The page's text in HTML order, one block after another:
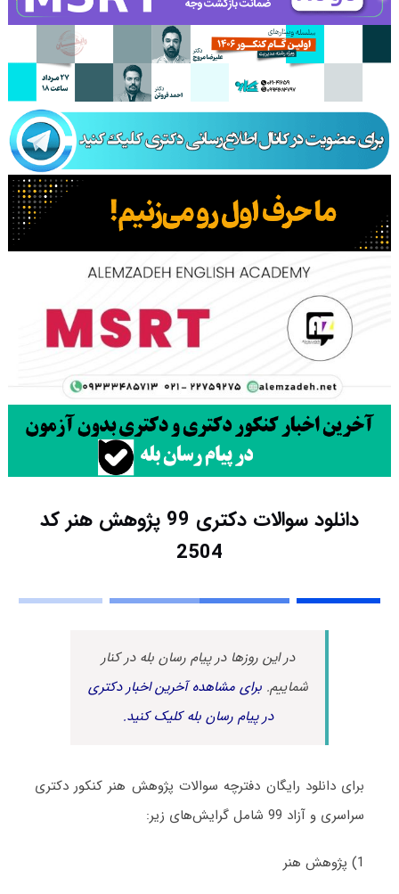
دانلود سوالات دکتری 99 پژوهش هنر کد
2504
در این روزها در پیام رسان بله در کنار
شماییم.برای مشاهده آخرین اخبار دکتری
در پیام رسان بله کلیک کنید.
برای دانلود رایگان دفترچه سوالات پژوهش هنر کنکور دکتری
سراسری و آزاد 99 شامل گرایش‌های زیر:
1) پژوهش هنر